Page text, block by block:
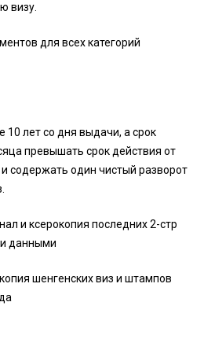
визу.
для всех категорий
лет со дня выдачи, а срок
превышать срок действия от
содержать один чистый разворот
и ксерокопия последних 2-стр
данными
шенгенских виз и штампов